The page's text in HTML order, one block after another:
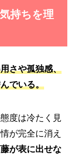
持ちを理
さや孤独感、
でいる。
度は冷たく見
が完全に消え
が表に出せな